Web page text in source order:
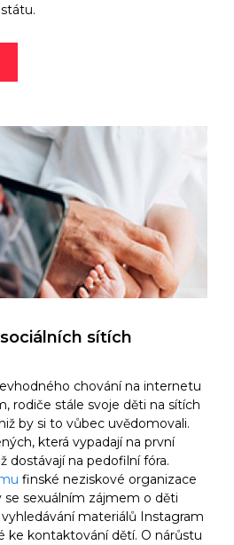
sítích
chování na internetu
rodiče stále svoje děti na sítích
by si to vůbec uvědomovali.
která vypadají na první
dostávají na pedofilní fóra.
finské neziskové organizace
se sexuálním zájmem o děti
materiálů Instagram
ke kontaktování dětí. O nárůstu